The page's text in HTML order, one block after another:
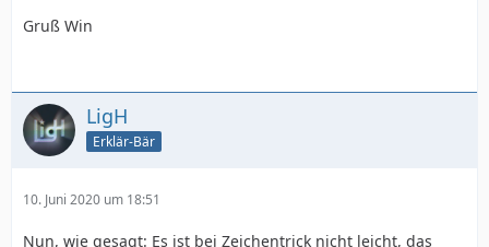
Gruß Win
LigH
Erklär-Bär
10. Juni 2020 um 18:51
Nun, wie gesagt: Es ist bei Zeichentrick nicht leicht, das